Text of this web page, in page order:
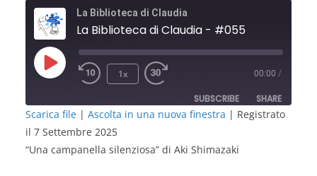
La Biblioteca di Claudia
La Biblioteca di Claudia - #055
Play
1x 00:00 /
SUBSCRIBE SHARE
RSS FEED
SHARE
Scarica file | Ascolta in una nuova finestra | Registrato
il 7 Settembre 2025
“Una campanella silenziosa” di Aki Shimazaki